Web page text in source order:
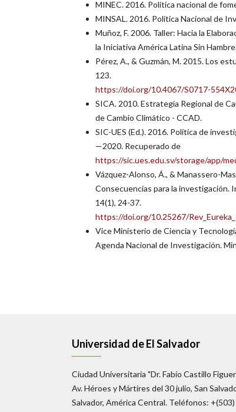
MINEC. 2016. Política nacional de
MINSAL. 2016. Política Nacional de
Muñoz, F. 2006. Taller: Hacia la
la Iniciativa América Latina Sin
Pérez, A., & Guzmán, M. 2015. Los
123.
https://doi.org/10.4067/S0717-
SICA. 2010. Estrategia Regional de
de Cambio Climático - CCAD.
SIC-UES (Ed.). 2016. Política de
—2020. Recuperado de
https://sic.ues.edu.sv/storage/app/
Vázquez-Alonso, Á., & Manassero-
Consecuencias para la
14(1), 24-37.
https://doi.org/10.25267/
Vice Ministerio de Ciencia y
Agenda Nacional de Investigación.
Universidad de El Salvador
Ciudad Universitaria "Dr. Fabio Castillo
Av. Héroes y Mártires del 30 julio, San
Salvador, América Central. Teléfonos: